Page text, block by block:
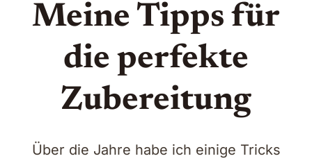
Meine Tipps für
die perfekte
Zubereitung
Über die Jahre habe ich einige Tricks